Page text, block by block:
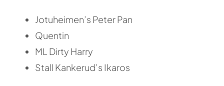
Jotuheimen’s Peter Pan
Quentin
ML Dirty Harry
Stall Kankerud’s Ikaros